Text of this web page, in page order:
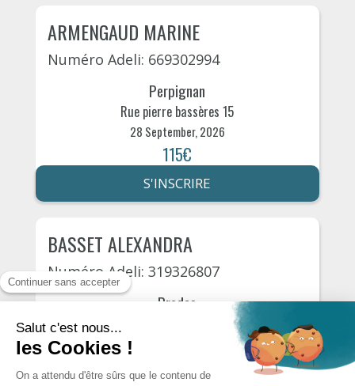
ARMENGAUD MARINE
Numéro Adeli: 669302994
Perpignan
Rue pierre bassères 15
28 September, 2026
115€
S'INSCRIRE
BASSET ALEXANDRA
Numéro Adeli: 319326807
Prades
Zone d'activité pradéenne
29 September, 2026
120€